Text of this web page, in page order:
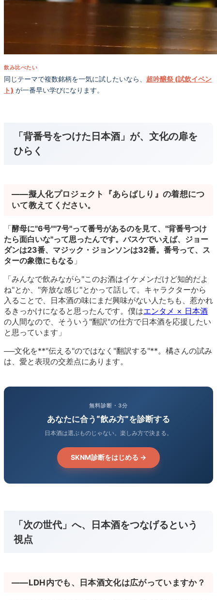
飲み比べたい
同じテーマで複数銘柄を一気に試したいなら、 超吟醸祭 (試飲イベン
ト) が一番早い学びになります。
「背番号をつけた日本酒」が、文化の扉を
ひらく
――擬人化プロジェクト『あらばしり』の着想につ
いて教えてください。
「酵母に"6号""7号"って番号があるのを見て、"背番号つけ
たら面白いな"って思ったんです。バスケでいえば、ジョー
ダンは23番、マジック・ジョンソンは32番。番号って、ス
ターの象徴にもなる 」
「みんなで飲みながら"このお酒はイケメンだけど知的だよ
ね"とか、"奔放な感じ"とかって話して。キャラクターから
入ることで、日本酒の味にまだ興味がない人たちも、惹かれ
るきっかけになると思ったんです。僕はエンタメ × 日本酒
の人間なので、そういう"翻訳"の仕方で日本酒を応援したい
と思っています」
──文化を**"伝える"のではなく"翻訳する"**。橘さんの試み
は、愛と表現の交差点にあります。
無料診断・3分
あなたに合う“飲み方”を診断する
日本酒は選ぶものじゃない。楽しみ方で決まる。
SKNM診断をはじめる →
「次の世代」へ、日本酒をつなげるという
視点
――LDH内でも、日本酒文化は広がっていますか？